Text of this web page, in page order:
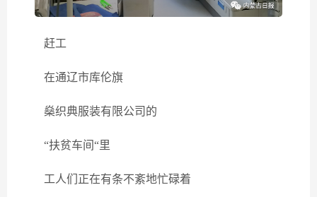
赶工
在通辽市库伦旗
燊织典服装有限公司的
“扶贫车间“里
工人们正在有条不紊地忙碌着